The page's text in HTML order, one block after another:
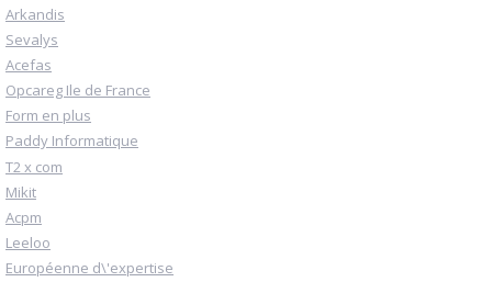
Arkandis
Sevalys
Acefas
Opcareg Ile de France
Form en plus
Paddy Informatique
T2 x com
Mikit
Acpm
Leeloo
Européenne d\'expertise